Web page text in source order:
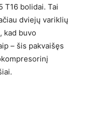
T16 bolidai. Tai
dviejų variklių
kad buvo
– šis pakvaišęs